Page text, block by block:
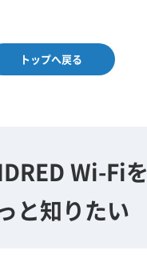
トップへ戻る
Wi-Fiを
と知りたい